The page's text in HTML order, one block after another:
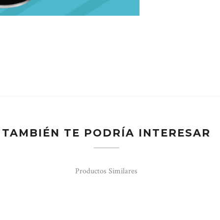
TAMBIÉN TE PODRÍA INTERESAR
Productos Similares